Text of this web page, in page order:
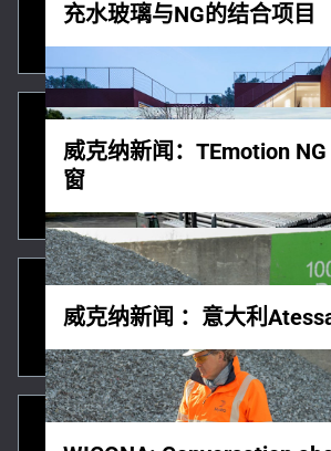
充水玻璃与NG的结合项目
威克纳新闻：TEmotion
窗
威克纳新闻 ：意大利